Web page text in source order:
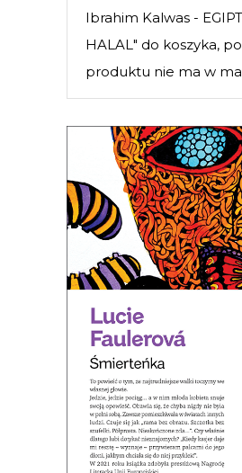
Ibrahim Kalwas -
HALAL" do koszyka,
produktu nie ma w